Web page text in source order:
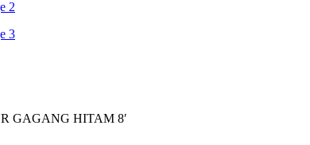
GAGANG HITAM 8′